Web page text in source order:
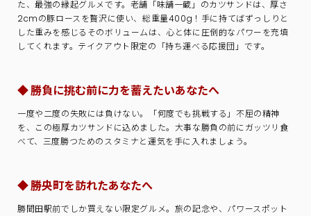
た、最強の縁起グルメです。老舗「味舗一蔵」のカツサンドは、厚さ
2cmの豚ロースを贅沢に使い、総重量400g！手に持てばずっしりと
した重みを感じるそのボリュームは、心と体に圧倒的なパワーを充填
してくれます。テイクアウト限定の「持ち運べる応援団」です。
◆ 勝負に挑む前に力を蓄えたいあなたへ
一度や二度の失敗には負けない。「何度でも挑戦する」不屈の精神
を、この極厚カツサンドに込めました。大事な勝負の前にガッツリ食
べて、三度勝つためのスタミナと運気を手に入れましょう。
◆ 勝央町を訪れたあなたへ
勝間田駅前でしか買えない限定グルメ。旅の記念や、パワースポット